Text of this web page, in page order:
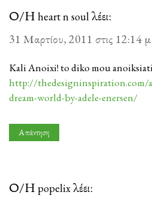
Ο/Η heart n soulλέει:
31 Μαρτίου, 2011 στις 12:14
Kali Anoixi! to diko mou
http://thedesigninspiration.com/
dream-world-by-adele-enersen/
Απάντηση
Ο/Η popelixλέει: